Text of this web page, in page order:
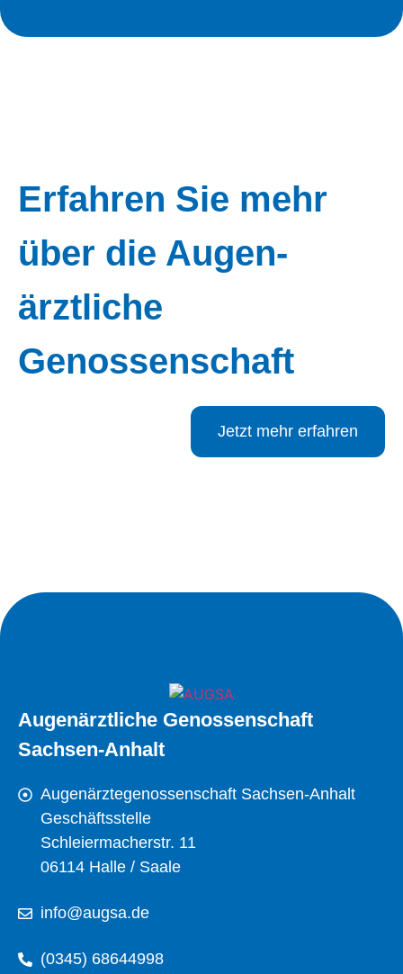
Erfahren Sie mehr
über die Augen­
ärztliche
Genossenschaft
Jetzt mehr erfahren
Augenärztliche Genossenschaft
Sachsen-Anhalt
Augenärztegenossenschaft Sachsen-Anhalt
Geschäftsstelle
Schleiermacherstr. 11
06114 Halle / Saale
info@augsa.de
(0345) 68644998